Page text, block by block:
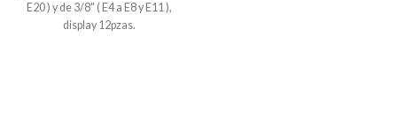
E20 ) y de 3/8" ( E4 a E8 y E11 ),
display 12pzas.